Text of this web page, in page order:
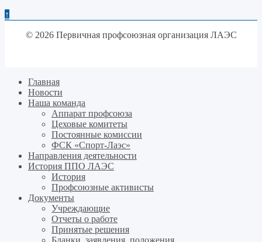
↑
© 2026 Первичная профсоюзная организация ЛАЭС
Главная
Новости
Наша команда
Аппарат профсоюза
Цеховые комитеты
Постоянные комиссии
ФСК «Спорт-Лаэс»
Направления деятельности
История ППО ЛАЭС
История
Профсоюзные активисты
Документы
Учреждающие
Отчеты о работе
Принятые решения
Бланки, заявления, положения